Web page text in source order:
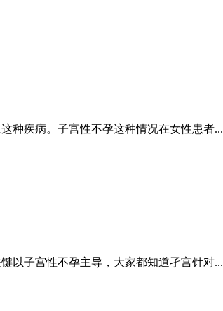
种疾病。子宫性不孕这种情况在女性患者...
以子宫性不孕主导，大家都知道孑宫针对...